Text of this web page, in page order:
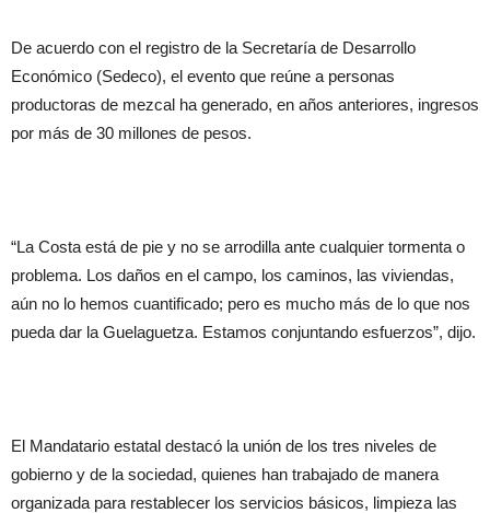
De acuerdo con el registro de la Secretaría de Desarrollo
Económico (Sedeco), el evento que reúne a personas
productoras de mezcal ha generado, en años anteriores, ingresos
por más de 30 millones de pesos.
“La Costa está de pie y no se arrodilla ante cualquier tormenta o
problema. Los daños en el campo, los caminos, las viviendas,
aún no lo hemos cuantificado; pero es mucho más de lo que nos
pueda dar la Guelaguetza. Estamos conjuntando esfuerzos”, dijo.
El Mandatario estatal destacó la unión de los tres niveles de
gobierno y de la sociedad, quienes han trabajado de manera
organizada para restablecer los servicios básicos, limpieza las